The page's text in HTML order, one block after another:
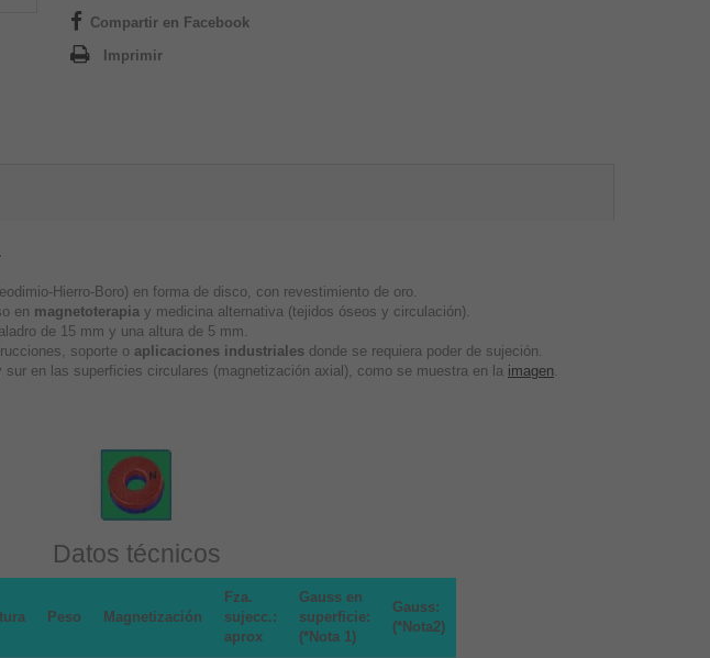
Compartir en Facebook
Imprimir
Hierro-Boro) en forma de disco, con revestimiento de oro.
en magnetoterapia y medicina alternativa (tejidos óseos y circulación).
de 15 mm y una altura de 5 mm.
soporte o aplicaciones industriales donde se requiera poder de sujeción.
en las superficies circulares (magnetización axial), como se muestra en la imagen.
Datos técnicos
Peso Magnetización
Fza.
sujecc.:
aprox
Gauss en
superficie:
(*Nota 1)
Gauss:
(*Nota2)